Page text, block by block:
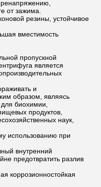
от зажима.
резины, устойчивое
вместимость
пропускной
является
и
образом, являясь
биохимии,
продуктов,
наук,
использованию при
внутренний
предотвратить разлив
коррозионностойкая